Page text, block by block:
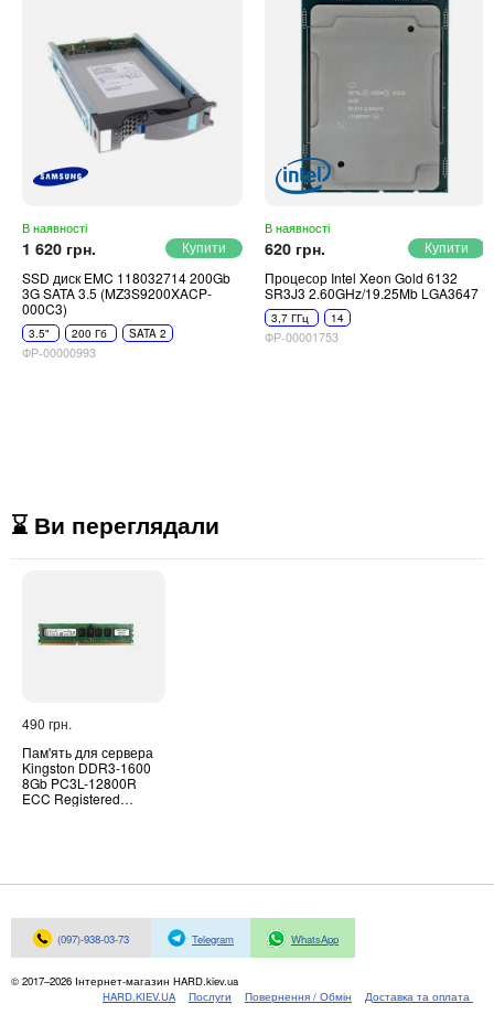
В наявності
1 620 грн.
SSD диск EMC 118032714 200Gb
3G SATA 3.5 (MZ3S9200XACP-
000C3)
3.5" 200 Гб SATA 2
ФР-00000993
В наявності
620 грн.
Процесор Intel Xeon Gold 6132
SR3J3 2.60GHz/19.25Mb LGA3647
3,7 ГГц 14
ФР-00001753
⌛ Ви переглядали
490 грн.
Пам'ять для сервера
Kingston DDR3-1600
8Gb PC3L-12800R
ECC Registered
(097)-938-03-73 Telegram WhatsApp
© 2017–2026 Інтернет-магазин HARD.kiev.ua
HARD.KIEV.UA
Послуги Повернення / Обмін Доставка та оплата